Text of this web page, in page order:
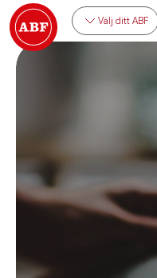
Välj ditt ABF